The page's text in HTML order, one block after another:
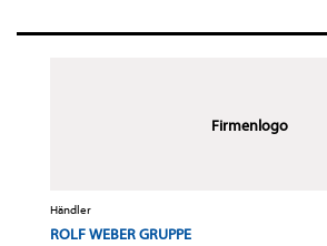
Firmenlogo
Händler
ROLF WEBER GRUPPE